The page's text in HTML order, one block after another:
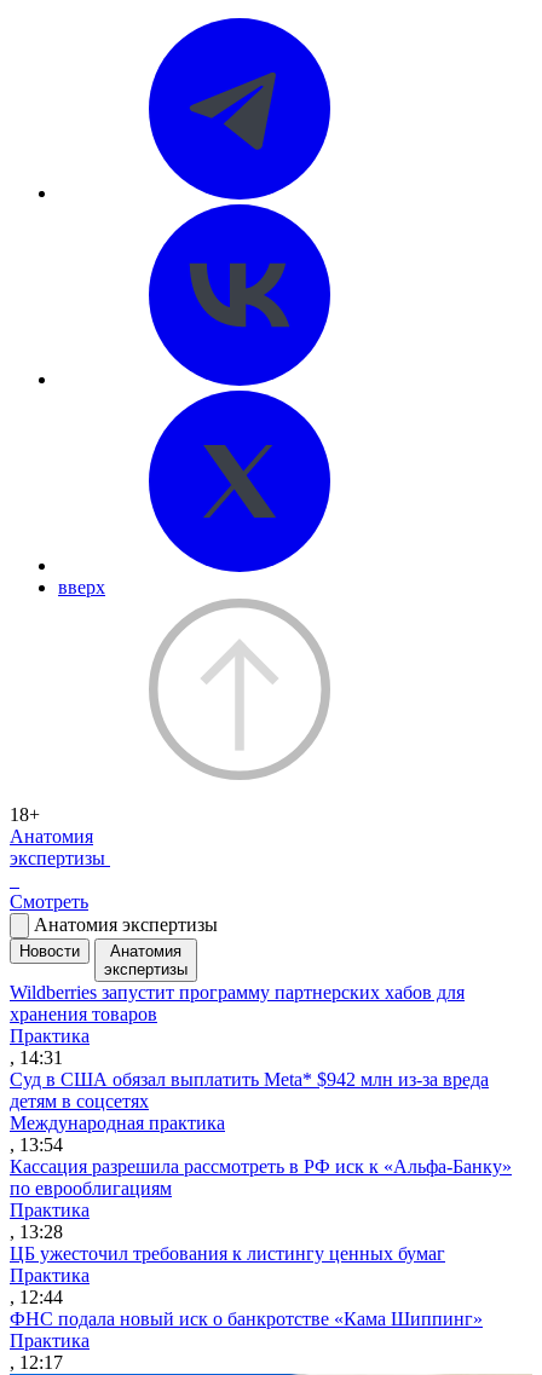
вверх
18+
Анатомия
экспертизы
Смотреть
Анатомия экспертизы
Новости
Анатомия
экспертизы
Wildberries запустит программу партнерских хабов для
хранения товаров
Практика
, 14:31
Суд в США обязал выплатить Meta* $942 млн из-за вреда
детям в соцсетях
Международная практика
, 13:54
Кассация разрешила рассмотреть в РФ иск к «Альфа-Банку»
по еврооблигациям
Практика
, 13:28
ЦБ ужесточил требования к листингу ценных бумаг
Практика
, 12:44
ФНС подала новый иск о банкротстве «Кама Шиппинг»
Практика
, 12:17